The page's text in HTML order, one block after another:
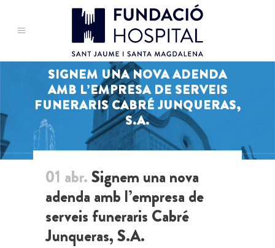
SIGNEM UNA NOVA ADENDA
AMB L’EMPRESA DE SERVEIS
FUNERARIS CABRÉ JUNQUERAS,
S.A.
01 abr.Signem una nova
adenda amb l’empresa de
serveis funeraris Cabré
Junqueras, S.A.